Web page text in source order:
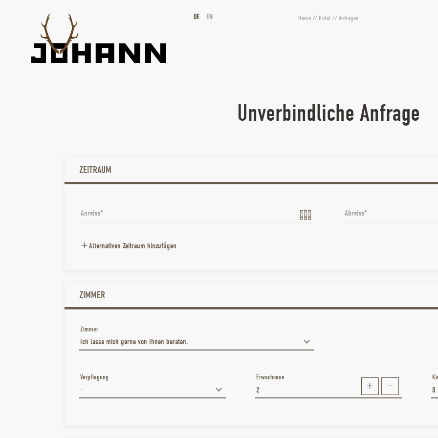
DE EN Home // Hotel// Anfragen
Unverbindliche Anfrage
ZEITRAUM
Anreise Abreise
Alternativen Zeitraum hinzufügen
ZIMMER
Zimmer
Verpflegung Erwachsene